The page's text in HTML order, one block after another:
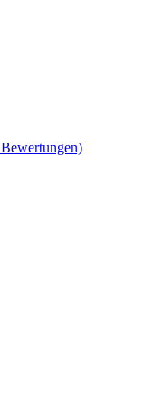
Bewertungen)